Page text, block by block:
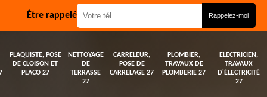
Être rappelé
PLAQUISTE, POSE
DE CLOISON ET
PLACO 27
NETTOYAGE
DE
TERRASSE
27
CARRELEUR,
POSE DE
CARRELAGE 27
PLOMBIER,
TRAVAUX DE
PLOMBERIE 27
ELECTRICIEN,
TRAVAUX
D'ÉLECTRICITÉ
27